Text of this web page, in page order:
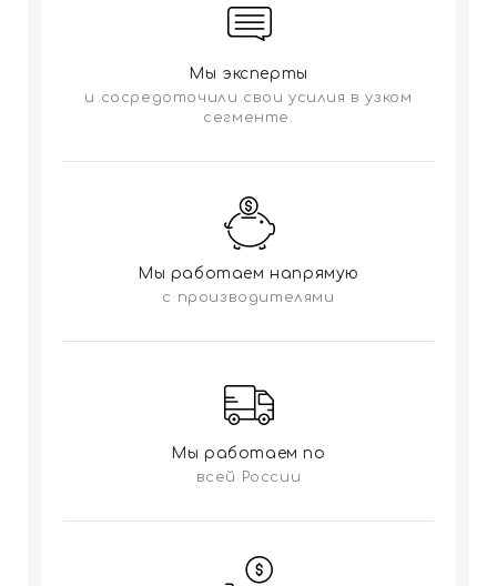
Мы эксперты
и сосредоточили свои усилия в узком
сегменте.
Мы работаем напрямую
с производителями
Мы работаем по
всей России